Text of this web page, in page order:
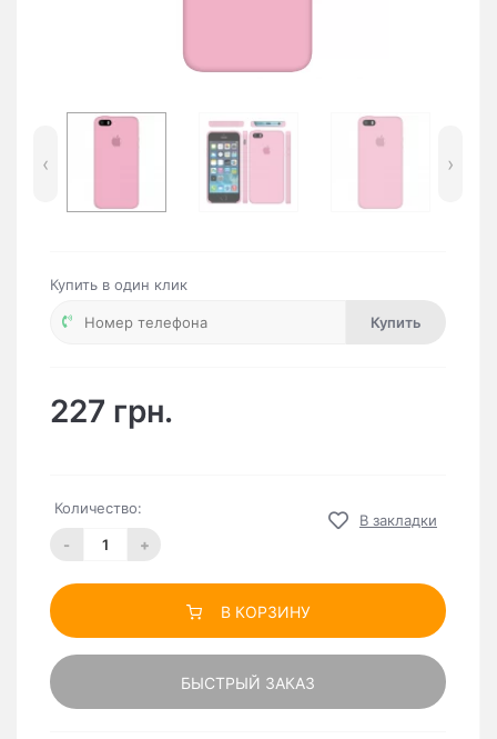
‹ ›
Купить в один клик
Купить
227 грн.
Количество:
- +
В закладки
В КОРЗИНУ
БЫСТРЫЙ ЗАКАЗ